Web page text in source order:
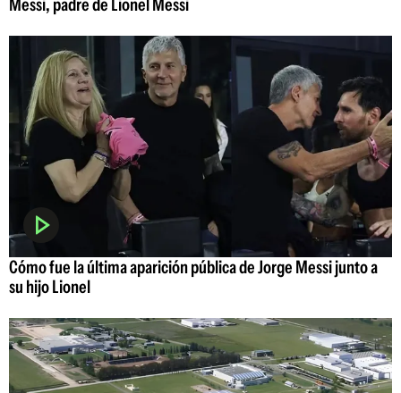
Cómo fue la última aparición pública de Jorge Messi junto a
su hijo Lionel